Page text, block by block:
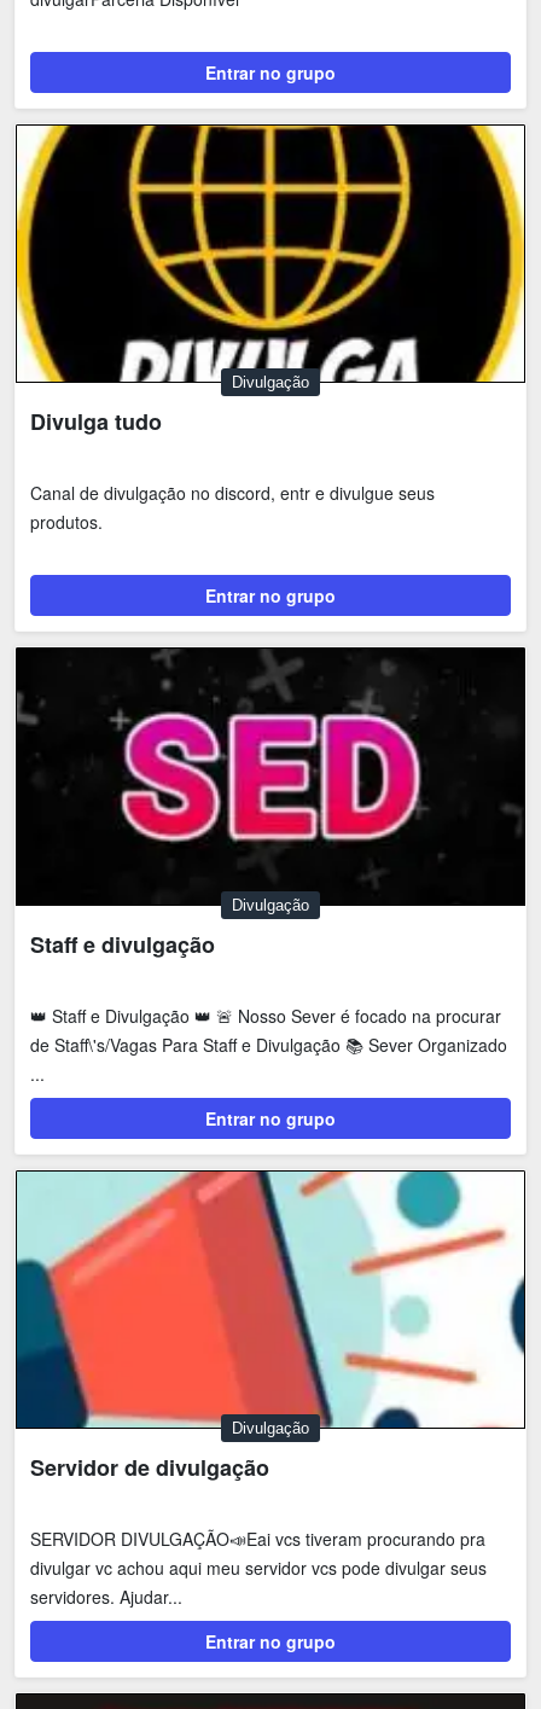
Shitpost
Tecnologia
Fãs
Investimentos
Motivação e Autoajuda
Entrar no grupo
Divulgação
Divulga tudo
Canal de divulgação no discord, entr e divulgue seus
produtos.
Entrar no grupo
Divulgação
Staff e divulgação
👑 Staff e Divulgação 👑 🚨 Nosso Sever é focado na procurar
de Staff\'s/Vagas Para Staff e Divulgação 📚 Sever Organizado
...
Entrar no grupo
Divulgação
Servidor de divulgação
SERVIDOR DIVULGAÇÃO📣Eai vcs tiveram procurando pra
divulgar vc achou aqui meu servidor vcs pode divulgar seus
servidores. Ajudar...
Entrar no grupo